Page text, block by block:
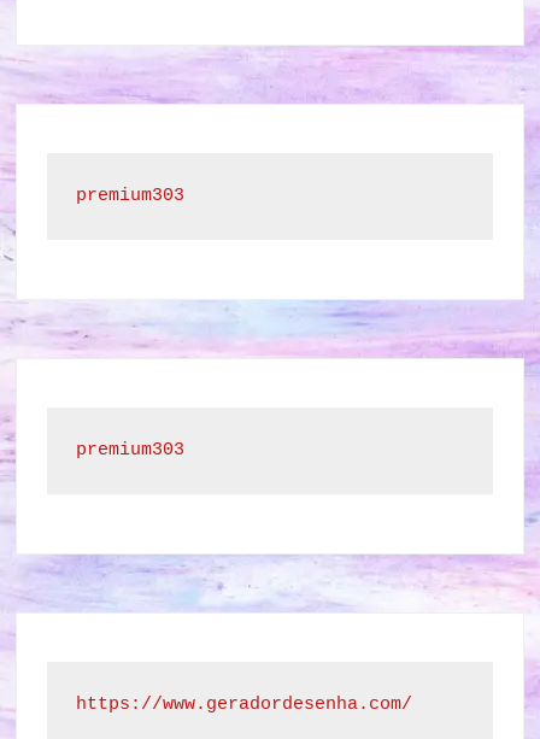
premium303
premium303
https://www.geradordesenha.com/